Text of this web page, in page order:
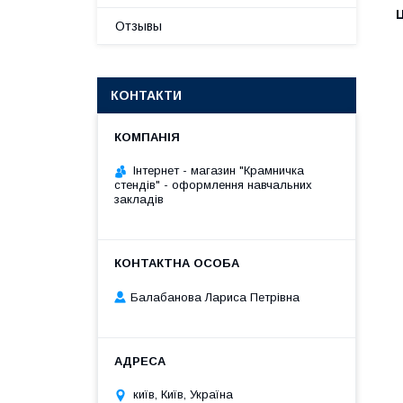
Отзывы
КОНТАКТИ
Інтернет - магазин "Крамничка
стендів" - оформлення навчальних
закладів
Балабанова Лариса Петрівна
київ, Київ, Україна